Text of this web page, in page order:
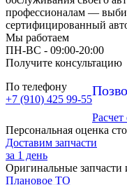
профессионалам —
сертифицированный
Мы работаем
ПН-ВC - 09:00-20:00
Получите консультацию
По телефону
+7 (910) 425 99-55
Персональная оценка
Доставим запчасти
за 1 день
Оригинальные запчасти
Плановое ТО